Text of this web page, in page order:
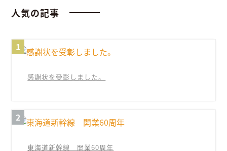
人気の記事
感謝状を受彰しました。
東海道新幹線 開業60周年